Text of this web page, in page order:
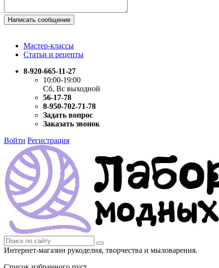
Написать сообщение
Мастер-классы
Статьи и рецепты
8-920-665-11-27
10:00-19:00
Сб, Вс выходной
56-17-78
8-950-702-71-78
Задать вопрос
Заказать звонок
Войти Регистрация
Интернет-магазин рукоделия, творчества и мыловарения.